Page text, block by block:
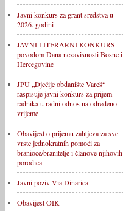
Javni konkurs za grant sredstva u
2026. godini
JAVNI LITERARNI KONKURS
povodom Dana nezavisnosti Bosne i
Hercegovine
JPU „Dječije obdanište Vareš“
raspisuje javni konkurs za prijem
radnika u radni odnos na određeno
vrijeme
Obavijest o prijemu zahtjeva za sve
vrste jednokratnih pomoći za
branioce/branitelje i članove njihovih
porodica
Javni poziv Via Dinarica
Obavijest OIK